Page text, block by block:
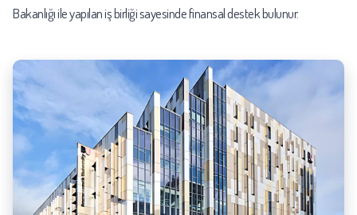
Bakanlığı ile yapılan iş birliği sayesinde finansal destek bulunur.